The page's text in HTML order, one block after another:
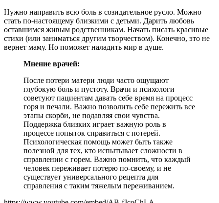
Нужно направить всю боль в созидательное русло. Можно
стать по-настоящему близкими с детьми. Дарить любовь
оставшимся живым родственникам. Начать писать красивые
стихи (или заниматься другим творчеством). Конечно, это не
вернет маму. Но поможет наладить мир в душе.
Мнение врачей:
После потери матери люди часто ощущают
глубокую боль и пустоту. Врачи и психологи
советуют пациентам давать себе время на процесс
горя и печали. Важно позволить себе пережить все
этапы скорби, не подавляя свои чувства.
Поддержка близких играет важную роль в
процессе попыток справиться с потерей.
Психологическая помощь может быть также
полезной для тех, кто испытывает сложности в
справлении с горем. Важно помнить, что каждый
человек переживает потерю по-своему, и не
существует универсального рецепта для
справления с таким тяжелым переживанием.